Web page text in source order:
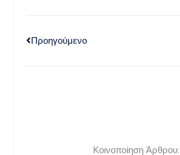
Προηγούμενο
Κοινοποίηση Άρθρου: